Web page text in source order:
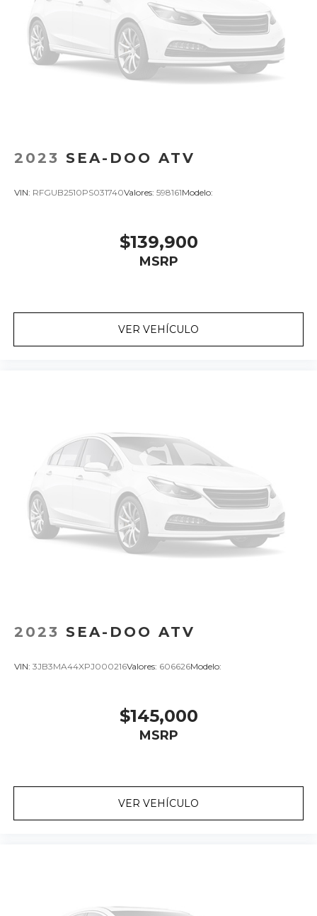
2023 SEA-DOO ATV
VIN: RFGUB2510PS031740Valores: 598161Modelo:
$139,900
MSRP
VER VEHÍCULO
2023 SEA-DOO ATV
VIN: 3JB3MA44XPJ000216Valores: 606626Modelo:
$145,000
MSRP
VER VEHÍCULO